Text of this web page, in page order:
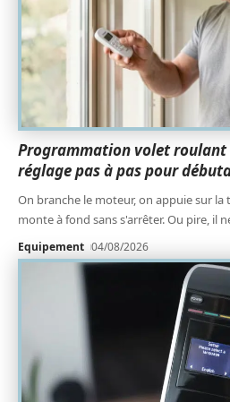
Programmation volet roulant
réglage pas à pas pour
On branche le moteur, on appuie sur
monte à fond sans s'arrêter. Ou pire, il
Equipement 04/08/2026